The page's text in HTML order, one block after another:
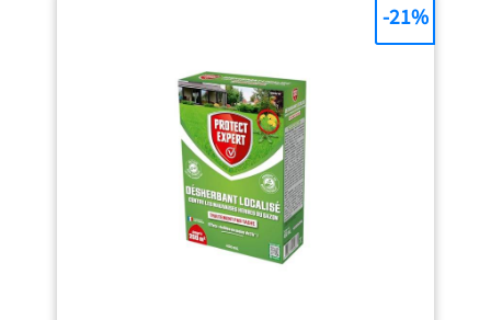
ANIMAUX : Les animaux domestiques peuvent retourner
sur les surfaces traitées peu de temps après l’application,
Diluer 22,5 mL dans 0,5 L d’eau pour désherber 10 m² ou 18
mL pour éliminer les mousses sur la même surface.
Appliquer par temps clair et ensoleillé. REMARQUE : Ce
produit n’a pas de date de péremption, la date indiquée
sur le produit est la date de fabrication
-21%